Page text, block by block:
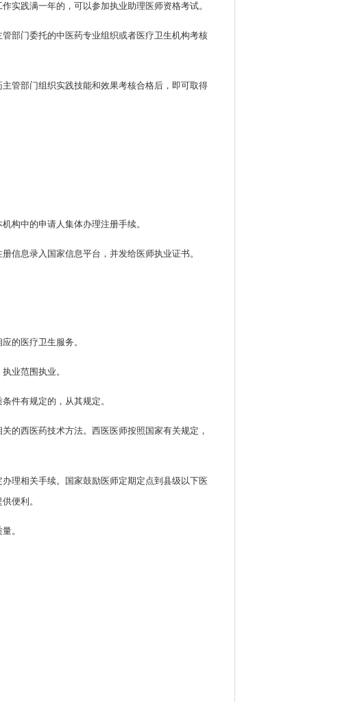
践满一年的，可以参加执业助理医师资格考试。
部门委托的中医药专业组织或者医疗卫生机构考核
管部门组织实践技能和效果考核合格后，即可取得
构中的申请人集体办理注册手续。
信息录入国家信息平台，并发给医师执业证书。
的医疗卫生服务。
业范围执业。
件有规定的，从其规定。
的西医药技术方法。西医医师按照国家有关规定，
理相关手续。国家鼓励医师定期定点到县级以下医
便利。
。